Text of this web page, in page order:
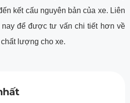
kết cấu nguyên bản của xe. Liên
nay để được tư vấn chi tiết hơn về
lượng cho xe.